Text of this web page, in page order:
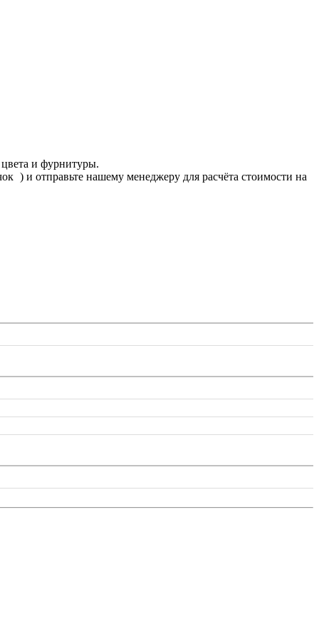
цвета и фурнитуры.
) и отправьте нашему менеджеру для расчёта стоимости на